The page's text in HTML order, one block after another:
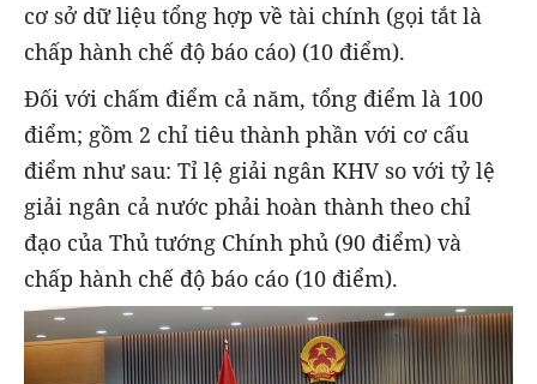
cơ sở dữ liệu tổng hợp về tài chính (gọi tắt là
chấp hành chế độ báo cáo) (10 điểm).
Đối với chấm điểm cả năm, tổng điểm là 100
điểm; gồm 2 chỉ tiêu thành phần với cơ cấu
điểm như sau: Tỉ lệ giải ngân KHV so với tỷ lệ
giải ngân cả nước phải hoàn thành theo chỉ
đạo của Thủ tướng Chính phủ (90 điểm) và
chấp hành chế độ báo cáo (10 điểm).